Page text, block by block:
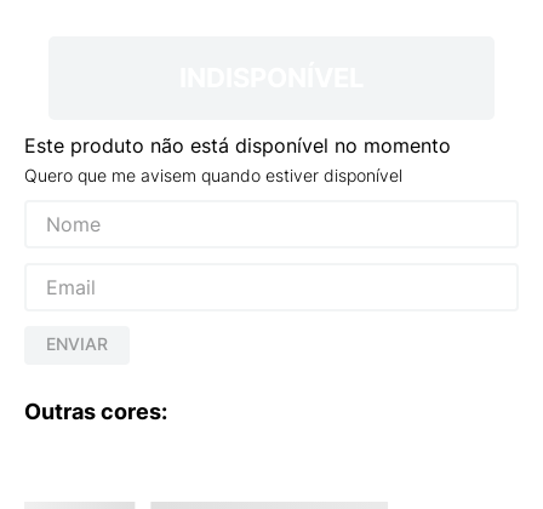
Este produto não está disponível no momento
Quero que me avisem quando estiver disponível
ENVIAR
Outras cores: